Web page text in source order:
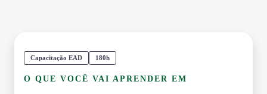
Capacitação EAD 180h
O QUE VOCÊ VAI APRENDER EM